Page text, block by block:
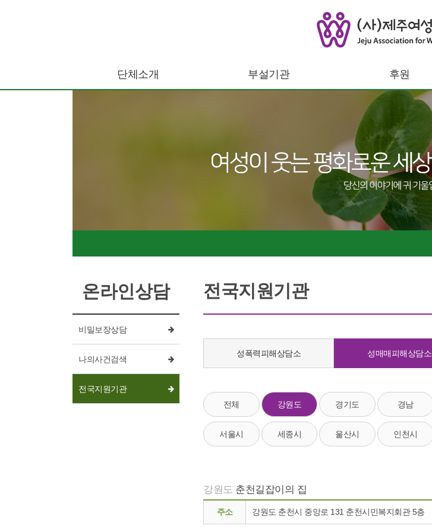
단체소개 부설기관 후원
온라인상담
비밀보장상담
나의사건검색
전국지원기관
전국지원기관
성폭력피해상담소 성매매피해상담소
전체 강원도 경기도 경남
서울시 세종시 울산시 인천시
강원도 춘천길잡이의 집
주소 강원도 춘천시 중앙로 131 춘천시민복지회관 5층